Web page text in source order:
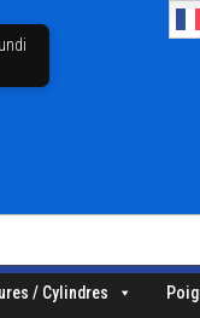
/ Cylindres